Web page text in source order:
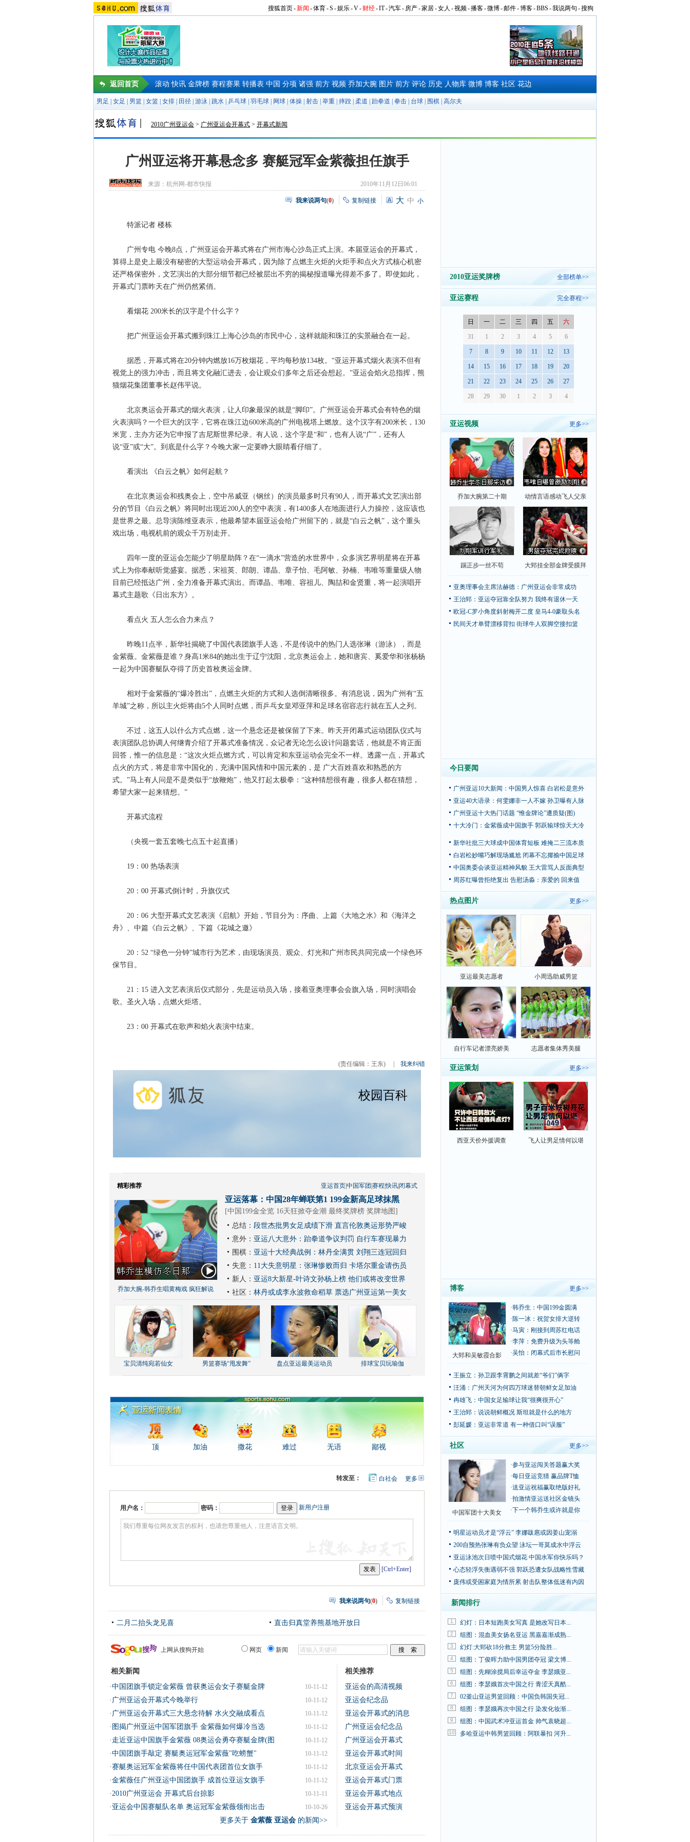
搜狐首页-新闻 -体育-S -娱乐-V- 财经-IT-汽车- 房产-家居-女人 -视频-播客-微博-邮件-博客-BBS -我说两句 -搜狗
返回首页 滚动 快讯 金牌榜 赛程赛果 转播表 中国 分项 诸强 前方 视频 乔加大腕 图片 前方 评论 历史 人物库 微博 博客 社区 花边
男足 女足 男篮 女篮 女排 田径 游泳 跳水 乒乓球 羽毛球 网球 体操 射击 举重 摔跤 柔道 跆拳道 拳击 台球 围棋 高尔夫
2010广州亚运会 > 广州亚运会开幕式 > 开幕式新闻
广州亚运将开幕悬念多 赛艇冠军金紫薇担任旗手
来源：杭州网-都市快报 2010年11月12日06:01
我来说两句(0) 复制链接 大 中 小
特派记者 楼栋
广州专电 今晚8点，广州亚运会开幕式将在广州市海心沙岛正式上演。本届亚运会的开幕式，
算得上是史上最没有秘密的大型运动会开幕式，因为除了点燃主火炬的火炬手和点火方式核心机密
还严格保密外，文艺演出的大部分细节都已经被层出不穷的揭秘报道曝光得差不多了。即使如此，
开幕式门票昨天在广州仍然紧俏。
看烟花 200米长的汉字是个什么字？
把广州亚运会开幕式搬到珠江上海心沙岛的市民中心，这样就能和珠江的实景融合在一起。
据悉，开幕式将在20分钟内燃放16万枚烟花，平均每秒放134枚。“亚运开幕式烟火表演不但有
视觉上的强力冲击，而且将文化融汇进去，会让观众们多年之后还会想起。”亚运会焰火总指挥，熊
猫烟花集团董事长赵伟平说。
北京奥运会开幕式的烟火表演，让人印象最深的就是“脚印”。广州亚运会开幕式会有特色的烟
火表演吗？一个巨大的汉字，它将在珠江边600米高的广州电视塔上燃放。这个汉字有200米长，130
米宽，主办方还为它申报了吉尼斯世界纪录。有人说，这个字是“和”，也有人说“广”，还有人
说“亚”或“大”。到底是什么字？今晚大家一定要睁大眼睛看仔细了。
看演出 《白云之帆》如何起航？
在北京奥运会和残奥会上，空中吊威亚（钢丝）的演员最多时只有90人，而开幕式文艺演出部
分的节目《白云之帆》将同时出现近200人的空中表演，有1400多人在地面进行人力操控，这应该也
是世界之最。总导演陈维亚表示，他最希望本届亚运会给广州留下的，就是“白云之帆”，这个重头
戏出场，电视机前的观众千万别走开。
四年一度的亚运会怎能少了明星助阵？在“一滴水”营造的水世界中，众多演艺界明星将在开幕
式上为你奉献听觉盛宴。据悉，宋祖英、郎朗、谭晶、章子怡、毛阿敏、孙楠、韦唯等重量级人物
目前已经抵达广州，全力准备开幕式演出。而谭晶、韦唯、容祖儿、陶喆和金贤重，将一起演唱开
幕式主题歌《日出东方》。
看点火 五人怎么合力来点？
昨晚11点半，新华社揭晓了中国代表团旗手人选，不是传说中的热门人选张琳（游泳），而是
金紫薇。金紫薇是谁？身高1米84的她出生于辽宁沈阳，北京奥运会上，她和唐宾、奚爱华和张杨杨
一起为中国赛艇队夺得了历史首枚奥运金牌。
相对于金紫薇的“爆冷胜出”，点燃主火炬的方式和人选倒清晰很多。有消息说，因为广州有“五
羊城”之称，所以主火炬将由5个人同时点燃，而乒乓女皇邓亚萍和足球名宿容志行就在五人之列。
不过，这五人以什么方式点燃，这一个悬念还是被保留了下来。昨天开闭幕式运动团队仪式与
表演团队总协调人何继青介绍了开幕式准备情况，众记者无论怎么设计问题套话，他就是不肯正面
回答，惟一的信息是：“这次火炬点燃方式，可以肯定和东亚运动会完全不一样。透露一点，开幕式
点火的方式，将是非常中国化的，充满中国风情和中国元素的，是 广大百姓喜欢和熟悉的方
式。”马上有人问是不是类似于“放鞭炮”，他又打起太极拳：“这种猜想很有趣，很多人都在猜想，
希望大家一起来猜想。”
开幕式流程
（央视一套五套晚七点五十起直播）
19：00 热场表演
20：00 开幕式倒计时，升旗仪式
20：06 大型开幕式文艺表演《启航》开始，节目分为：序曲、上篇《大地之水》和《海洋之
舟》、中篇《白云之帆》、下篇《花城之邀》
20：52 “绿色一分钟”城市行为艺术，由现场演员、观众、灯光和广州市民共同完成一个绿色环
保节目。
21：15 进入文艺表演后仪式部分，先是运动员入场，接着亚奥理事会会旗入场，同时演唱会
歌。圣火入场，点燃火炬塔。
23：00 开幕式在歌声和焰火表演中结束。
(责任编辑：王东) 我来纠错
精彩推荐 亚运首页|中国军团 赛程|快讯|闭幕式
乔加大腕-韩乔生唱黄梅戏 疯狂解说
亚运落幕：中国28年蝉联第1 199金新高足球抹黑
[中国199金全览 16天狂掀夺金潮 最终奖牌榜 奖牌地图 ]
总结： 段世杰批男女足成绩下滑 直言伦敦奥运形势严峻
意外： 亚运八大意外：跆拳道争议判罚 自行车赛现暴力
围棋： 亚运十大经典战例：林丹全满贯 刘翔三连冠回归
失意： 11大失意明星：张琳惨败而归 卡塔尔重金请伤员
新人： 亚运8大新星-叶诗文孙杨上榜 他们或将改变世界
社区： 林丹或成李永波救命稻草 票选广州亚运第一美女
宝贝清纯宛若仙女 男篮赛场“甩发舞” 盘点亚运最美运动员 排球宝贝玩瑜伽
顶 加油 撒花 难过 无语 鄙视
更多开
转发至： 白社会
用户名： 密码： 新用户注册
[Ctrl+Enter]
我来说两句(0) 复制链接
二月二抬头龙见喜 直击归真堂养熊基地开放日
上网从搜狗开始 网页 新闻
相关新闻
10-11-12
·中国团旗手锁定金紫薇 曾获奥运会女子赛艇金牌
10-11-12
· 广州亚运会开幕式今晚举行
10-11-12
· 广州亚运会开幕式三大悬念待解 水火交融成看点
10-11-12
· 图揭广州亚运中国军团旗手 金紫薇如何爆冷当选
10-11-12
· 走近亚运中国旗手金紫薇 08奥运会勇夺赛艇金牌(图
10-11-12
·中国团旗手敲定 赛艇奥运冠军金紫薇"吃螃蟹"
10-11-12
·赛艇奥运冠军金紫薇将任中国代表团首位女旗手
10-11-12
·金紫薇任广州亚运中国团旗手 成首位亚运女旗手
10-11-11
·2010广州亚运会 开幕式后台掠影
10-10-26
· 亚运会中国赛艇队名单 奥运冠军金紫薇领衔出击
更多关于 金紫薇 亚运会的新闻>>
相关推荐
亚运会的高清视频
亚运会纪念品
亚运会开幕式的消息
广州亚运会纪念品
广州亚运会开幕式
亚运会开幕式时间
北京亚运会开幕式
亚运会开幕式门票
亚运会开幕式地点
亚运会开幕式预演
2010亚运奖牌榜 全部榜单>>
亚运赛程 完全赛程>>
日 一 二 三 四 五 六
31 1 2 3 4 5 6
7 8 9 10 11 12 13
14 15 16 17 18 19 20
21 22 23 24 25 26 27
28 29 30 1 2 3 4
亚运视频 更多>>
乔加大腕第二十期 动情言语感动飞人父亲
踢正步一丝不苟 大郅挂全部金牌受膜拜
亚奥理事会主席法赫德：广州亚运会非常成功
王治郅：亚运夺冠靠全队努力 我终有退休一天
欧冠-C罗小角度斜射梅开二度 皇马4-0豪取头名
民间天才单臂漂移背扣 街球牛人双脚空接扣篮
今日要闻
广州亚运10大新闻：中国男人惊喜 白岩松是意外
亚运40大语录：何雯娜非一人不嫁 孙卫曝有人脉
广州亚运十大热门话题 “惟金牌论”遭质疑(图)
十大冷门：金紫薇成中国旗手 郭跃输球惊天大冷
新华社批三大球成中国体育短板 难掩二三流本质
白岩松妙嘴巧解现场尴尬 闭幕不忘揶揄中国足球
中国奥委会谈亚运精神风貌 王大雷骂人反面典型
周苏红曝曾拒绝复出 告慰汤淼：亲爱的 回来值
热点图片 更多>>
亚运最美志愿者 小周迅助威男篮
自行车记者漂亮娇美 志愿者集体秀美腿
亚运策划 更多>>
西亚天价外援调查 飞人让男足情何以堪
博客 更多>>
大郅和吴敏霞合影
·韩乔生：中国199金圆满
·陈一冰：祝贺女排大逆转
·马寅：刚接到周苏红电话
·李萍：免费升级为头等舱
·吴怡：闭幕式后市长慰问
王振立：孙卫跟李霄鹏之间就差“爷们”俩字
汪涌：广州天河为何四万球迷替朝鲜女足加油
冉雄飞：中国女足输球让我“很爽很开心”
王治郅：说说朝鲜概况 斯坦就是什么的地方
彭延媛：亚运非常道 有一种借口叫“误服”
社区 更多>>
中国军团十大美女
·参与亚运闯关答题赢大奖
·每日亚运竞猜 赢品牌T恤
·送亚运祝福赢取绝版好礼
·拍激情亚运送社区金镜头
·下一个韩乔生或许就是你
明星运动员才是“浮云” 李娜跋扈或因姜山宠溺
200自预热张琳有负众望 泳坛一哥莫成水中浮云
亚运泳池次日喷中国式烟花 中国水军你快乐吗？
心态轻浮失衡遇弱不强 郭跃恐遭女队战略性雪藏
庞伟或受困家庭为情所累 射击队整体低迷有内因
新闻排行
1 幻灯：日本短跑美女写真 是她改写日本...
2 组图：混血美女扬名亚运 黑嘉嘉渐成熟...
3 幻灯:大郅砍18分救主 男篮5分险胜...
4 组图：丁俊晖力助中国男团夺冠 梁文博...
5 组图：先糊涂搅局后幸运夺金 李瑟娥亚...
6 组图：李瑟娥首次中国之行 青涩天真酷...
7 02釜山亚运男篮回顾：中国负韩国失冠...
8 组图：李瑟娥再次中国之行 染发化妆渐...
9 组图：中国武术冲亚运首金 帅气袁晓超...
10 多哈亚运中韩男篮回顾：阿联暴扣 河升...